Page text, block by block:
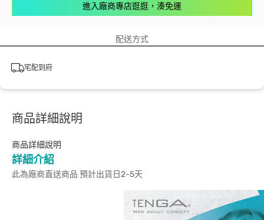
進入廠商專店逛逛，湊免運
配送方式
宅配到府
商品詳細說明
商品詳細說明
詳細介紹
此為廠商直送商品 預計出貨日2-5天